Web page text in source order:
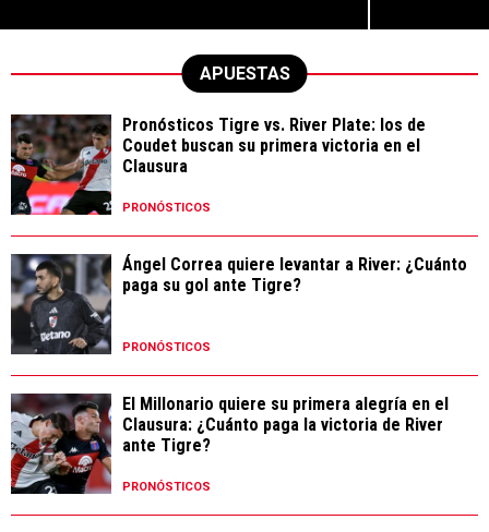
APUESTAS
Pronósticos Tigre vs. River Plate: los de
Coudet buscan su primera victoria en el
Clausura
PRONÓSTICOS
Ángel Correa quiere levantar a River: ¿Cuánto
paga su gol ante Tigre?
PRONÓSTICOS
El Millonario quiere su primera alegría en el
Clausura: ¿Cuánto paga la victoria de River
ante Tigre?
PRONÓSTICOS